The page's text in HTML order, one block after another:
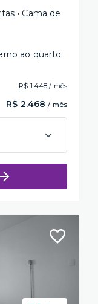
• Cama de
ao quarto
R$ 1.448 / mês
R$ 2.468/ mês